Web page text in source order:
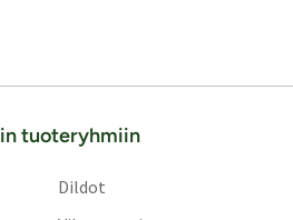
tuoteryhmiin
Dildot